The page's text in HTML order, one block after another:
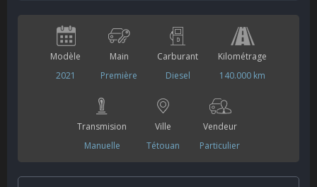
Modèle
2021
Main
Première
Carburant
Diesel
Kilométrage
140.000 km
Transmision
Manuelle
Ville
Tétouan
Vendeur
Particulier